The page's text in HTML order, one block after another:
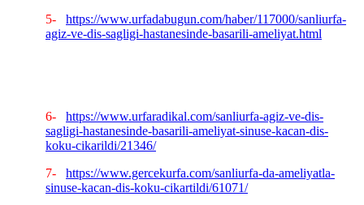
5-
https://www.urfadabugun.com/haber/117000/sanliurfa-
agiz-ve-dis-sagligi-hastanesinde-basarili-ameliyat.html
6-
https://www.urfaradikal.com/sanliurfa-agiz-ve-dis-
sagligi-hastanesinde-basarili-ameliyat-sinuse-kacan-dis-
koku-cikarildi/21346/
7-
https://www.gercekurfa.com/sanliurfa-da-ameliyatla-
sinuse-kacan-dis-koku-cikartildi/61071/